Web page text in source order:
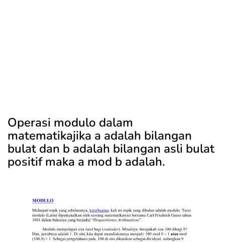
Operasi modulo dalam
matematikajika a adalah bilangan
bulat dan b adalah bilangan asli bulat
positif maka a mod b adalah.